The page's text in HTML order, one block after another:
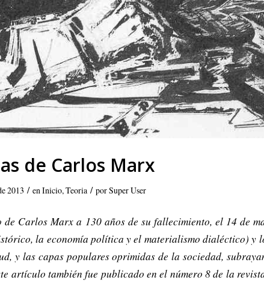
de Carlos Marx
2013 / enInicio,Teoria / porSuper User
de Carlos Marx a 130 años de su fallecimiento, el 14 de
la economía política y el materialismo dialéctico) y
y las capas populares oprimidas de la sociedad,
artículo también fue publicado en el número 8 de la